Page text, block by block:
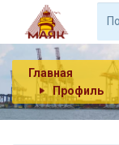
Главная
Профиль